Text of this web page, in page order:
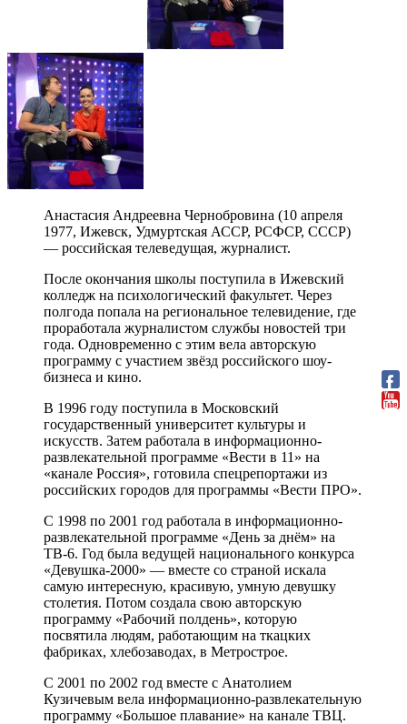
Анастасия Андреевна Чернобровина (10 апреля
1977, Ижевск, Удмуртская АССР, РСФСР, СССР)
— российская телеведущая, журналист.
После окончания школы поступила в Ижевский
колледж на психологический факультет. Через
полгода попала на региональное телевидение, где
проработала журналистом службы новостей три
года. Одновременно с этим вела авторскую
программу с участием звёзд российского шоу-
бизнеса и кино.
В 1996 году поступила в Московский
государственный университет культуры и
искусств. Затем работала в информационно-
развлекательной программе «Вести в 11» на
«канале Россия», готовила спецрепортажи из
российских городов для программы «Вести ПРО».
С 1998 по 2001 год работала в информационно-
развлекательной программе «День за днём» на
ТВ-6. Год была ведущей национального конкурса
«Девушка-2000» — вместе со страной искала
самую интересную, красивую, умную девушку
столетия. Потом создала свою авторскую
программу «Рабочий полдень», которую
посвятила людям, работающим на ткацких
фабриках, хлебозаводах, в Метрострое.
С 2001 по 2002 год вместе с Анатолием
Кузичевым вела информационно-развлекательную
программу «Большое плавание» на канале ТВЦ.